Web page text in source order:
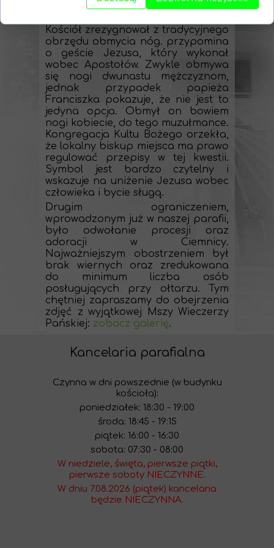
wprowadzone ograniczenia
Kościół zrezygnował z tradycyjnego
obrzędu obmycia nóg. przypomina
o geście Jezusa, który wykonał
wobec Apostołów. Zwykle obmywa
się nogi dwunastu mężczyznom,
jednak przypadek papieża
Franciszka pokazuje, że nie jest to
jedyna opcja. Obmył on bowiem
nogi kobiecie, do tego muzułmance.
Kongregacja Kultu Bożego orzekła,
że lokalny biskup miejsca ma prawo
regulować przepisy w tej kwestii.
Symbol jest bardzo czytelny i
wskazuje na uniżenie Jezusa wobec
człowieka i bycie sługą.
Drugim ograniczeniem,
wprowadzonym już w naszej parafii,
było odwołanie procesji oraz
adoracji w Ciemnicy.
Najważniejszym obostrzeniem był
brak wiernych oraz zredukowana
do minimum liczba osób
posługujących przy ołtarzu. Tym
chętniej zapraszamy do obejrzenia
zdjęć z wyjątkowej Mszy Wieczerzy
Pańskiej: zobacz galerię.
Kancelaria parafialna
Czynna w dni powszednie (w budynku
kościoła):
poniedziałek: 18:30 - 19:00
środa: 18:45 - 19:15
piątek: 16:00 - 16:30
sobota: 07:30 - 08:00
W niedziele, święta, pierwsze piątki,
pierwsze soboty NIECZYNNE.
W dniu 7.08.2026 (piątek) kancelaria
będzie NIECZYNNA.